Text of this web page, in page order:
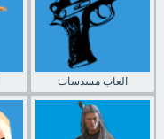
العاب مسدسات